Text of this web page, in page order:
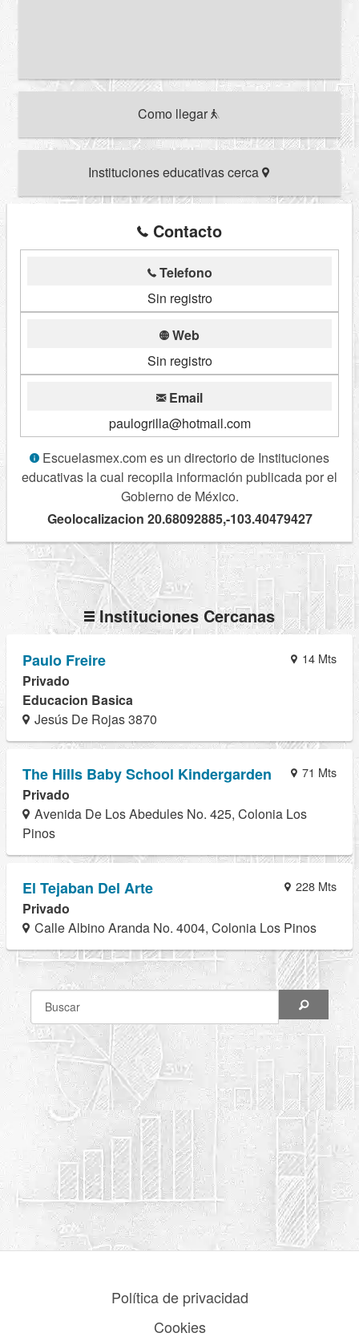
Como llegar
Instituciones educativas cerca
Contacto
Telefono
Sin registro
Web
Sin registro
Email
paulogrilla@hotmail.com
Escuelasmex.com es un directorio de Instituciones
educativas la cual recopila información publicada por el
Gobierno de México.
Geolocalizacion 20.68092885,-103.40479427
Instituciones Cercanas
14 Mts
Paulo Freire
Privado
Educacion Basica
Jesús De Rojas 3870
71 Mts
The Hills Baby School Kindergarden
Privado
Avenida De Los Abedules No. 425, Colonia Los
Pinos
228 Mts
El Tejaban Del Arte
Privado
Calle Albino Aranda No. 4004, Colonia Los Pinos
Política de privacidad
Cookies